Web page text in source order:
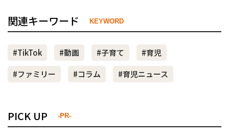
関連キーワード KEYWORD
#TikTok #動画 #子育て
#育児
#ファミリー
#コラム #育児ニュース
PICK UP -PR-